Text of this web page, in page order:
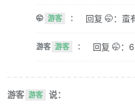
🤭 游客 ： 回复 🤭：蛮
游客 游客 ： 回复 🤭：
游客 游客 说：